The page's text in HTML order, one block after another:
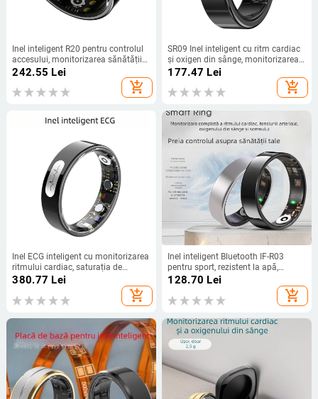
Inel inteligent R20 pentru controlul
accesului, monitorizarea sănătății
și a somnului, urmărirea activității,
ritm cardiac, oxigen în sânge și
fotografiere prin gesturi
242.55 Lei
add_shopping_cart
SR09 Inel inteligent cu ritm cardiac
și oxigen din sânge, monitorizarea
somnului, profil subțire, margine
177.47 Lei
add_shopping_cart
Inel ECG inteligent cu monitorizarea
ritmului cardiac, saturația de
oxigen, somn și activitate, Bluetooth
380.77 Lei
add_shopping_cart
Inel inteligent Bluetooth IF-R03
pentru sport, rezistent la apă,
monitorizare ritm cardiac,
dispoziție, oxigen din sânge și
somn
128.70 Lei
add_shopping_cart